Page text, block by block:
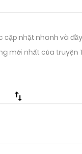
nhật nhanh và
mới nhất của truyện